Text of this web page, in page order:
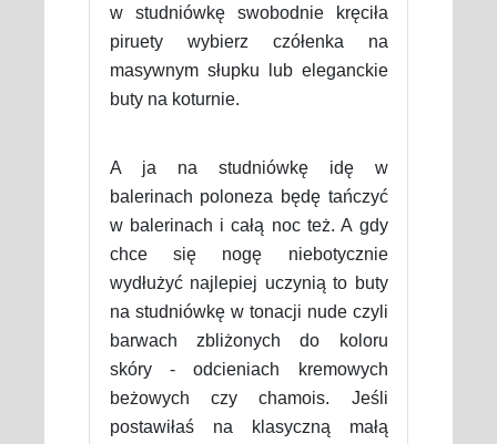
w studniówkę swobodnie kręciła
piruety wybierz czółenka na
masywnym słupku lub eleganckie
buty na koturnie.
A ja na studniówkę idę w
balerinach poloneza będę tańczyć
w balerinach i całą noc też. A gdy
chce się nogę niebotycznie
wydłużyć najlepiej uczynią to buty
na studniówkę w tonacji nude czyli
barwach zbliżonych do koloru
skóry - odcieniach kremowych
beżowych czy chamois. Jeśli
postawiłaś na klasyczną małą